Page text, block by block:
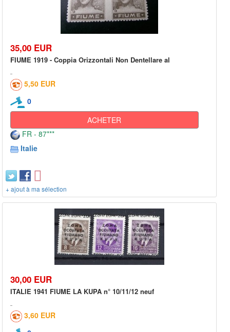
35,00 EUR
FIUME 1919 - Coppia Orizzontali Non Dentellare al
5,50 EUR
0
ACHETER
FR - 87***
Italie
+ ajout à ma sélection
30,00 EUR
ITALIE 1941 FIUME LA KUPA n° 10/11/12 neuf
3,60 EUR